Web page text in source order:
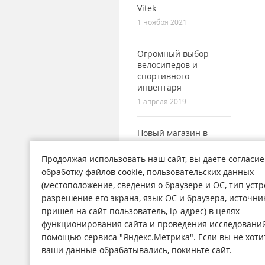
Vitek
1 ноября 2021
Огромный выбор
велосипедов и
спортивного
инвентаря
1 апреля 2019
Новый магазин в
городе Поронайск
7 сентября 2017
Магазины
О компании
Продолжая использовать наш сайт, вы даете
обработку файлов cookie, пользовательских данных
(местоположение, сведения о браузере и ОС, тип
разрешение его экрана, язык ОС и браузера,
пришел на сайт пользователь, ip-адрес) в целях
функционирования сайта и проведения
помощью сервиса "Яндекс.Метрика". Если вы не
ваши данные обрабатывались, покиньте сайт.